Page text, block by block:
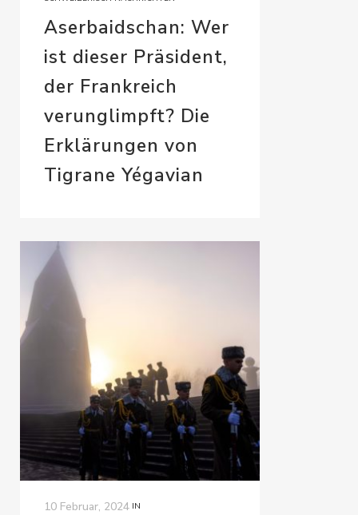
Aserbaidschan: Wer
ist dieser Präsident,
der Frankreich
verunglimpft? Die
Erklärungen von
Tigrane Yégavian
10 Februar, 2024 IN